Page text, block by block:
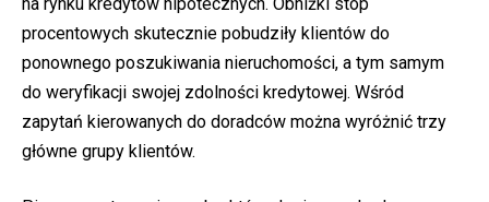
procentowych skutecznie pobudziły klientów do
ponownego poszukiwania nieruchomości, a tym samym
do weryfikacji swojej zdolności kredytowej. Wśród
zapytań kierowanych do doradców można wyróżnić trzy
główne grupy klientów.